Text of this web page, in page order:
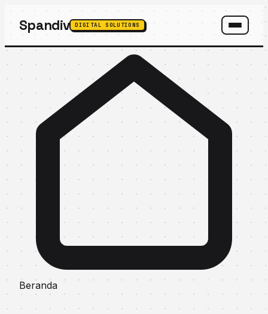
Spandiv DIGITAL SOLUTIONS
Beranda
SPANDIV ASSISTANT